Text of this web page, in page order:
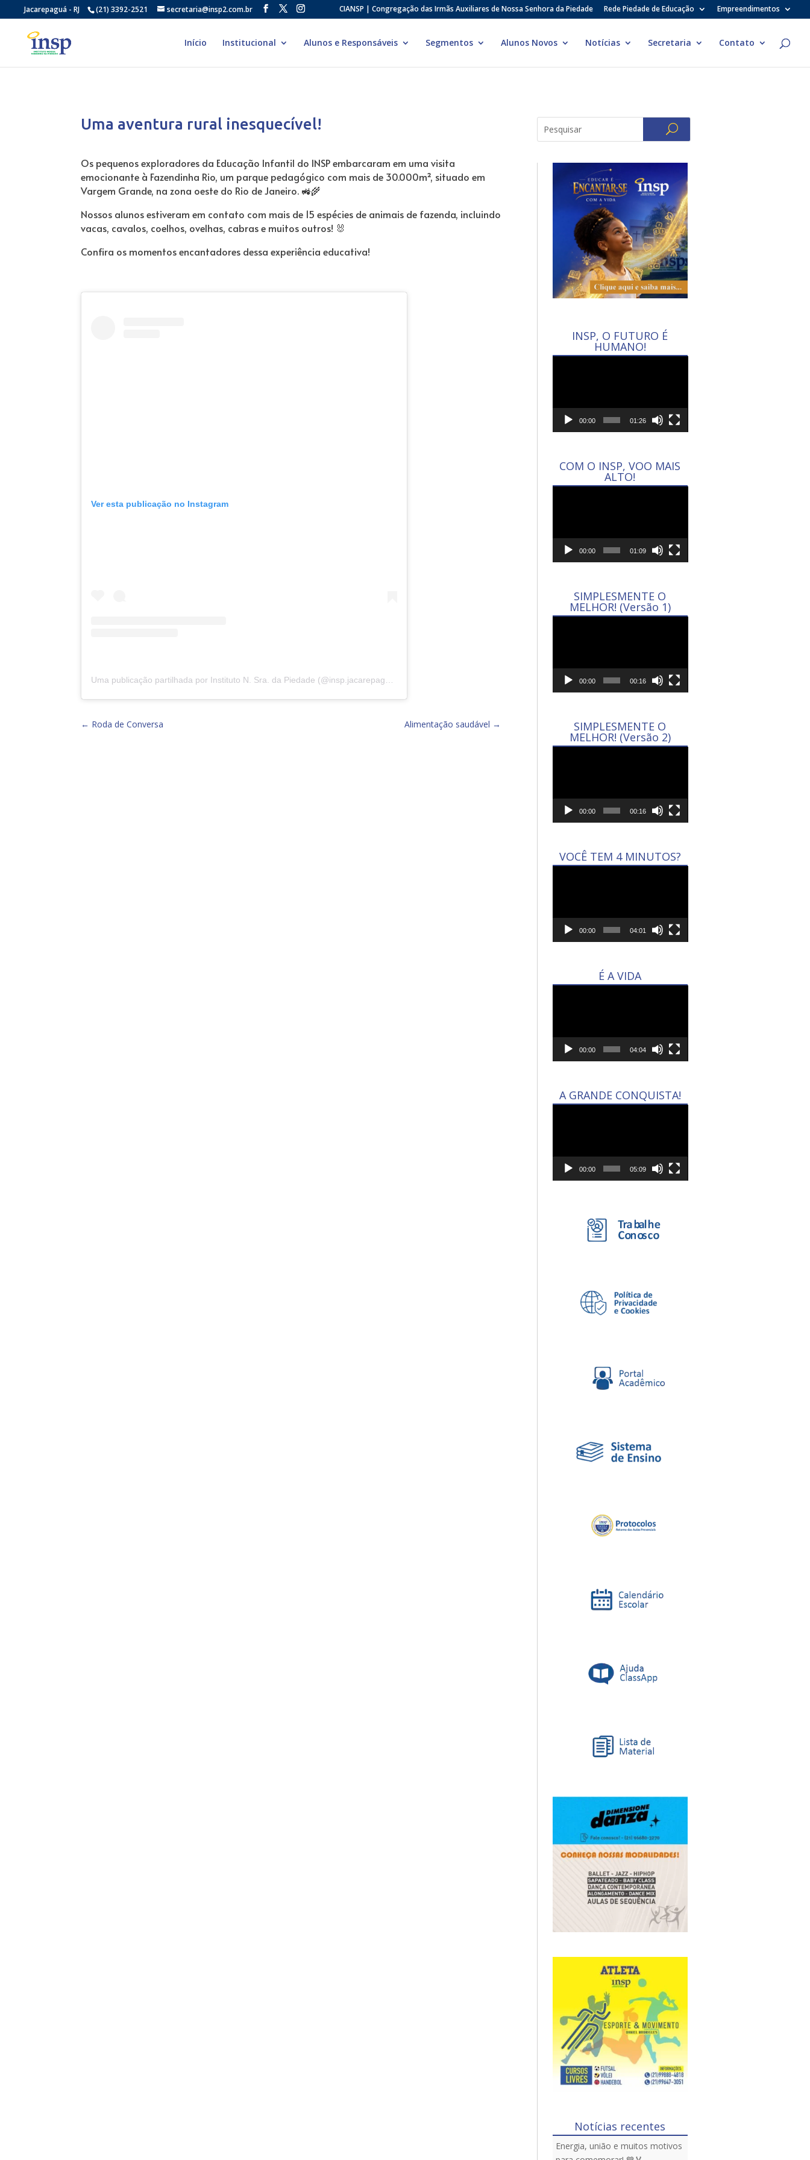
Jacarepaguá - RJ (21) 3392-2521 secretaria@insp2.com.br CIANSP | Congregação das Irmãs Auxiliares de Nossa Senhora da Piedade Rede Piedade de Educação Empreendimentos
Início Institucional Alunos e Responsáveis Segmentos Alunos Novos Notícias Secretaria Contato
Uma aventura rural inesquecível!
Os pequenos exploradores da Educação Infantil do INSP embarcaram em uma visita
emocionante à Fazendinha Rio, um parque pedagógico com mais de 30.000m², situado em
Vargem Grande, na zona oeste do Rio de Janeiro. 🚜🌾
Nossos alunos estiveram em contato com mais de 15 espécies de animais de fazenda, incluindo
vacas, cavalos, coelhos, ovelhas, cabras e muitos outros! 🐰
Confira os momentos encantadores dessa experiência educativa!
Ver esta publicação no Instagram
Uma publicação partilhada por Instituto N. Sra. da Piedade (@insp.jacarepagua)
← Roda de Conversa Alimentação saudável →
INSP, O FUTURO É
HUMANO!
00:00 01:26
COM O INSP, VOO MAIS
ALTO!
00:00 01:09
SIMPLESMENTE O
MELHOR! (Versão 1)
00:00 00:16
SIMPLESMENTE O
MELHOR! (Versão 2)
00:00 00:16
VOCÊ TEM 4 MINUTOS?
00:00 04:01
É A VIDA
00:00 04:04
A GRANDE CONQUISTA!
00:00 05:09
Notícias recentes
Energia, união e muitos motivos